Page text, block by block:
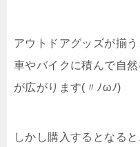
アウトドアグッズが揃
車やバイクに積んで自
が広がります(〃ﾉωﾉ)
しかし購入するとなる